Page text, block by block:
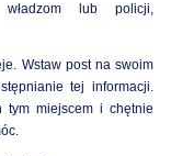
lub policji,
Wstaw post na swoim
tej informacji.
tym miejscem i chętnie